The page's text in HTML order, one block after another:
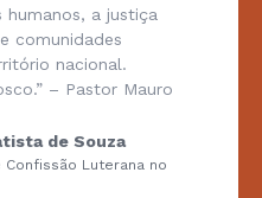
a justiça
comunidades
nacional.
– Pastor Mauro
de Souza
Confissão Luterana no